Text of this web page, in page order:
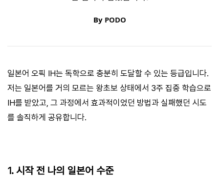
By PODO
일본어 오픽 IH는 독학으로 충분히 도달할 수 있는 등급입니다.
저는 일본어를 거의 모르는 왕초보 상태에서 3주 집중 학습으로
IH를 받았고, 그 과정에서 효과적이었던 방법과 실패했던 시도
를 솔직하게 공유합니다.
1. 시작 전 나의 일본어 수준